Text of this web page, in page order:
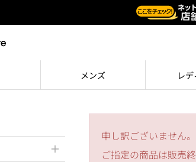
メンズ レ
申し訳ございません。
ご指定の商品は販売